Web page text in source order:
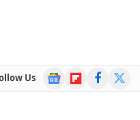
Us
Google
News
FlipboardFacebook